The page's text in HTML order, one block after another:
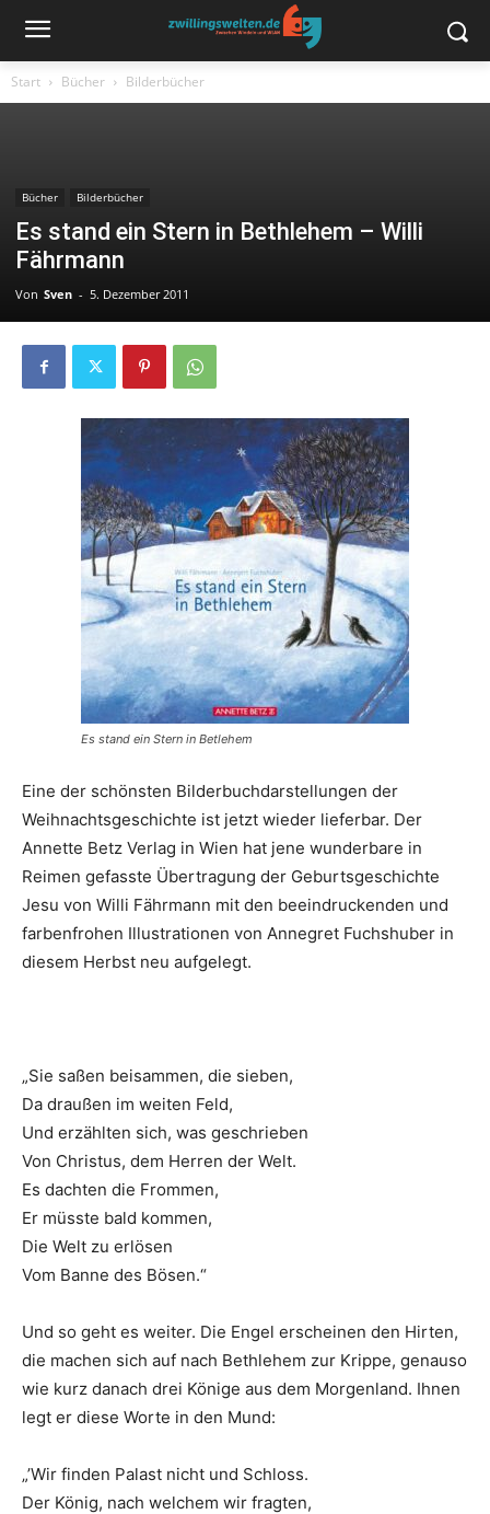
Start Bücher Bilderbücher
Bücher Bilderbücher
Es stand ein Stern in Bethlehem – Willi
Fährmann
Von Sven - 5. Dezember 2011
Es stand ein Stern in Betlehem
Eine der schönsten Bilderbuchdarstellungen der
Weihnachtsgeschichte ist jetzt wieder lieferbar. Der
Annette Betz Verlag in Wien hat jene wunderbare in
Reimen gefasste Übertragung der Geburtsgeschichte
Jesu von Willi Fährmann mit den beeindruckenden und
farbenfrohen Illustrationen von Annegret Fuchshuber in
diesem Herbst neu aufgelegt.
„Sie saßen beisammen, die sieben,
Da draußen im weiten Feld,
Und erzählten sich, was geschrieben
Von Christus, dem Herren der Welt.
Es dachten die Frommen,
Er müsste bald kommen,
Die Welt zu erlösen
Vom Banne des Bösen.“
Und so geht es weiter. Die Engel erscheinen den Hirten,
die machen sich auf nach Bethlehem zur Krippe, genauso
wie kurz danach drei Könige aus dem Morgenland. Ihnen
legt er diese Worte in den Mund:
„’Wir finden Palast nicht und Schloss.
Der König, nach welchem wir fragten,